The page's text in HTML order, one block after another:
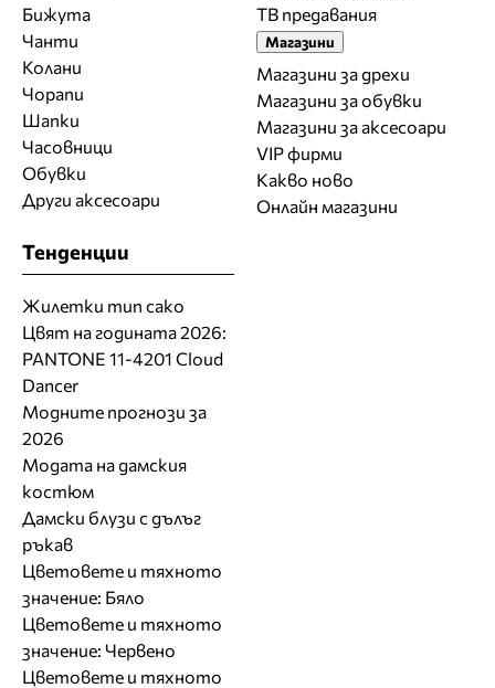
Бижута
Чанти
Колани
Чорапи
Шапки
Часовници
Обувки
Други аксесоари
ТВ предавания
Магазини
Магазини за дрехи
Магазини за обувки
Магазини за aксесоари
VIP фирми
Какво ново
Онлайн магазини
Тенденции
Жилетки тип сако
Цвят на годината 2026:
PANTONE 11-4201 Cloud
Dancer
Модните прогнози за
2026
Модата на дамския
костюм
Дамски блузи с дълъг
ръкав
Цветовете и тяхното
значение: Бяло
Цветовете и тяхното
значение: Червено
Цветовете и тяхното